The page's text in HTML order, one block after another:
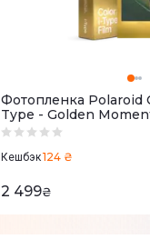
Фотопленка Polaroid
Type - Golden
Кешбэк124 ₴
2 499₴